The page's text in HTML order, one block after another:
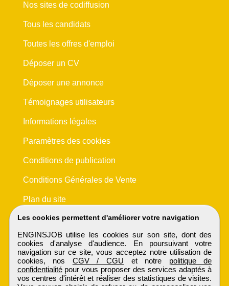
Les cookies permettent d'améliorer votre navigation
ENGINSJOB utilise les cookies sur son site, dont des
cookies d'analyse d'audience. En poursuivant votre
navigation sur ce site, vous acceptez notre utilisation de
cookies, nos CGV / CGU et notre politique de
confidentialitépour vous proposer des services adaptés à
vos centres d'intérêt et réaliser des statistiques de visites.
Nos sites de codiffusion
Tous les candidats
Toutes les offres d'emploi
Déposer un CV
Déposer une annonce
Témoignages utilisateurs
Informations légales
Paramètres des cookies
Conditions de publication
Conditions Générales de Vente
Plan du site